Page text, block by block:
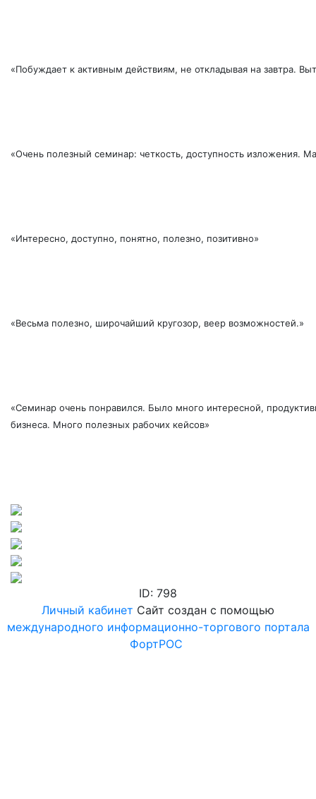
«Побуждает к активным действиям, не откладывая на завтра.
«Очень полезный семинар: четкость, доступность изложения.
«Интересно, доступно, понятно, полезно, позитивно»
«Весьма полезно, широчайший кругозор, веер возможностей.»
«Семинар очень понравился. Было много интересной,
бизнеса. Много полезных рабочих кейсов»
ID: 798
Личный кабинет Сайт создан с помощью
международного информационно-торгового портала
ФортРОС